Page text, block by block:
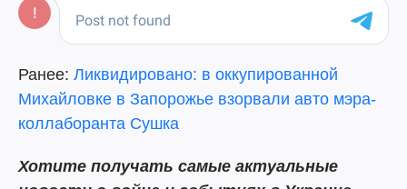
Ранее: Ликвидировано: в оккупированной
Михайловке в Запорожье взорвали авто мэра-
коллаборанта Сушка
Хотите получать самые актуальные